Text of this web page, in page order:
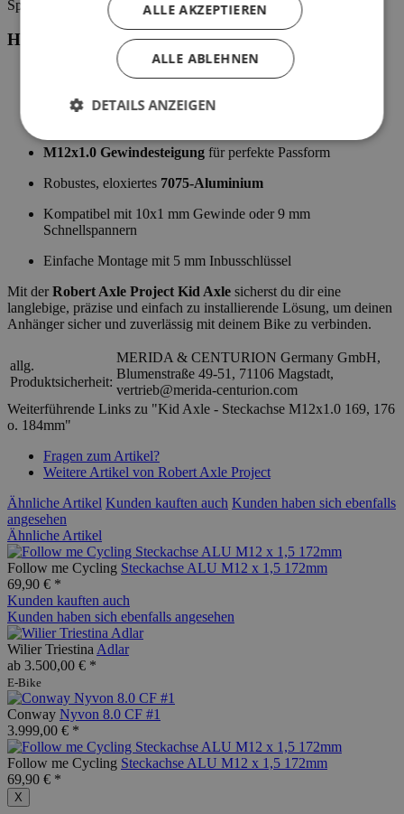
Spezialwerkzeug ist nicht erforderlich.
Highlights
Passend für Kinderanhänger von Burley, Chariot, Thule,
M12x1.0 Gewindesteigung für perfekte Passform
Robustes, eloxiertes 7075-Aluminium
Kompatibel mit 10x1 mm Gewinde oder 9 mm
Schnellspannern
Einfache Montage mit 5 mm Inbusschlüssel
Mit derRobert Axle Project Kid Axle sicherst du dir eine
langlebige, präzise und einfach zu installierende Lösung, um deinen
Anhänger sicher und zuverlässig mit deinem Bike zu verbinden.
allg.
Produktsicherheit:
MERIDA & CENTURION Germany GmbH,
Blumenstraße 49-51, 71106 Magstadt,
vertrieb@merida-centurion.com
Weiterführende Links zu "Kid Axle - Steckachse M12x1.0 169, 176
o. 184mm"
Fragen zum Artikel?
Weitere Artikel von Robert Axle Project
Ähnliche Artikel Kunden kauften auch Kunden haben sich ebenfalls
angesehen
Ähnliche Artikel
Follow me Cycling Steckachse ALU M12 x 1,5 172mm
69,90 € *
Kunden kauften auch
Kunden haben sich ebenfalls angesehen
Wilier Triestina Adlar
ab 3.500,00 € *
E-Bike
Conway Nyvon 8.0 CF #1
3.999,00 € *
Follow me Cycling Steckachse ALU M12 x 1,5 172mm
69,90 € *
X
ALLE AKZEPTIEREN
ALLE ABLEHNEN
DETAILS ANZEIGEN